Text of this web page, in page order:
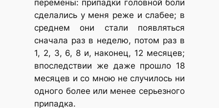
перемены: припадки головной боли
сделались у меня реже и слабее; в
среднем они стали появляться
сначала раз в неделю, потом раз в
1, 2, 3, 6, 8 и, наконец, 12 месяцев;
впоследствии же даже прошло 18
месяцев и со мною не случилось ни
одного более или менее серьезного
припадка.